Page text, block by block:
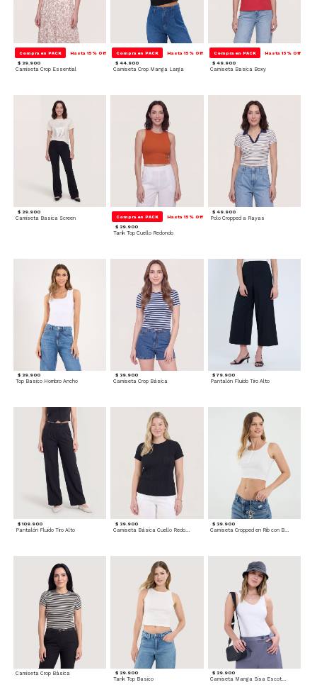
Compra en PACK Hasta 15% Off
$ 39.900
Camiseta Crop Essential
Compra en PACK Hasta 15% Off
$ 44.900
Camiseta Crop Manga Larga
Compra en PACK Hasta 15% Off
$ 49.900
Camiseta Basica Boxy
$ 39.900
Camiseta Basica Screen Compra en PACK Hasta 15% Off
$ 29.900
Tank Top Cuello Redondo
$ 49.900
Polo Cropped a Rayas
$ 39.900
Top Basico Hombro Ancho
$ 39.900
Camiseta Crop Básica
$ 79.900
Pantalón Fluido Tiro Alto
$ 109.900
Pantalón Fluido Tiro Alto
$ 39.900
Camiseta Básica Cuello Redondo
$ 39.900
Camiseta Cropped en Rib con Botones
Camiseta Crop Básica $ 29.900
Tank Top Basico
$ 29.900
Camiseta Manga Sisa Escotada